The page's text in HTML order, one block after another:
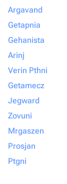
Argavand
Getapnia
Gehanista
Arinj
Verin Pthni
Getamecz
Jegward
Zovuni
Mrgaszen
Prosjan
Ptgni